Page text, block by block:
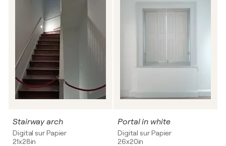
Stairway arch
Digital sur Papier
21x28in
Portal in white
Digital sur Papier
26x20in